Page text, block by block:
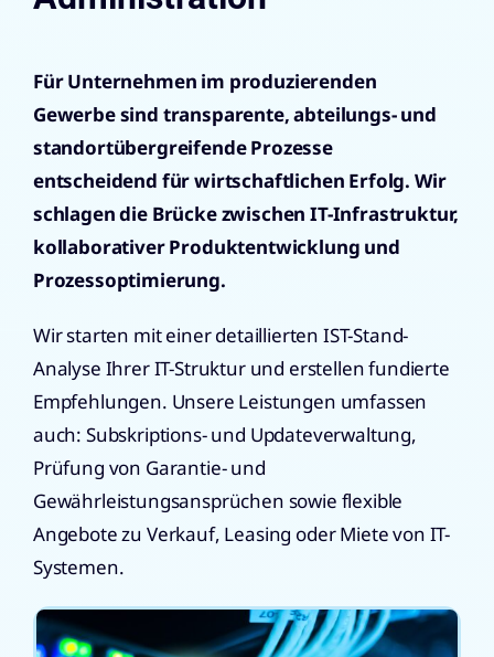
Für Unternehmen im produzierenden
Gewerbe sind transparente, abteilungs- und
standortübergreifende Prozesse
entscheidend für wirtschaftlichen Erfolg. Wir
schlagen die Brücke zwischen IT-Infrastruktur,
kollaborativer Produktentwicklung und
Prozessoptimierung.
Wir starten mit einer detaillierten IST-Stand-
Analyse Ihrer IT-Struktur und erstellen fundierte
Empfehlungen. Unsere Leistungen umfassen
auch: Subskriptions- und Updateverwaltung,
Prüfung von Garantie- und
Gewährleistungsansprüchen sowie flexible
Angebote zu Verkauf, Leasing oder Miete von IT-
Systemen.